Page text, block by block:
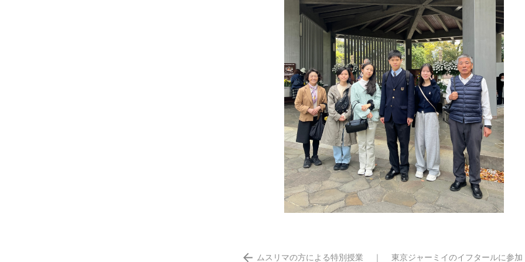
ムスリマの方による特別授業 ｜ 東京ジャーミイのイフタールに参加